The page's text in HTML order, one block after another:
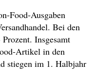
Food-Ausgaben
Bei den
Insgesamt
Artikel in den
stiegen im 1. Halbjahr